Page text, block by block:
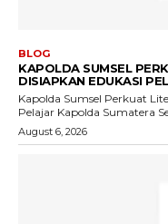
BLOG
KAPOLDA SUMSEL
DISIAPKAN EDUKASI
Kapolda Sumsel Perkuat
Pelajar Kapolda
August 6, 2026